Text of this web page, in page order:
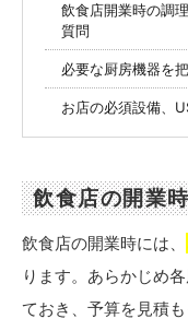
飲食店開業時の調
質問
必要な厨房機器を
お店の必須設備、
飲食店の開業
飲食店の開業時には、
ります。あらかじめ
ておき、予算を見積も